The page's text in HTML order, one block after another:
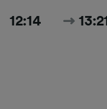
12:14 13:21